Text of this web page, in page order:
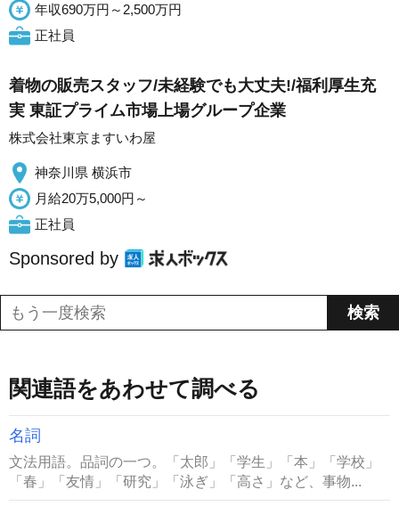
年収690万円～2,500万円
正社員
着物の販売スタッフ/未経験でも大丈夫!/福利厚生充
実 東証プライム市場上場グループ企業
株式会社東京ますいわ屋
神奈川県 横浜市
月給20万5,000円～
正社員
Sponsored by
関連語をあわせて調べる
名詞
文法用語。品詞の一つ。「太郎」「学生」「本」「学校」
「春」「友情」「研究」「泳ぎ」「高さ」など、事物...